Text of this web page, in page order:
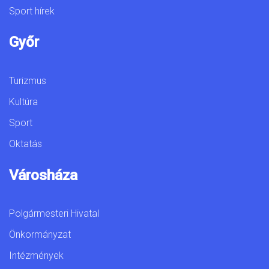
Sport hírek
Győr
Turizmus
Kultúra
Sport
Oktatás
Városháza
Polgármesteri Hivatal
Önkormányzat
Intézmények